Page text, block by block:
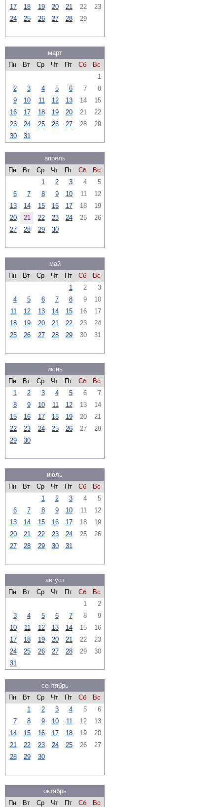
17 18 19 20 21 22
23
24
25 26 27 28 29
март
Пн
Вт Ср Чт Пт Сб
Вс
1
2
3 4 5 6 7
8
9
10 11 12 13 14
15
16
17 18 19 20 21
22
23
24 25 26 27 28
29
30
31
апрель
Пн
Вт Ср Чт Пт Сб
Вс
1
2 3 4
5
6
7 8 9 10 11
12
13
14 15 16 17 18
19
20
21 22 23 24 25
26
27
28 29 30
май
Пн
Вт Ср Чт Пт Сб
Вс
1
2
3
4
5 6 7 8 9
10
11
12 13 14 15 16
17
18
19 20 21 22 23
24
25
26 27 28 29 30 31
июнь
Пн
Вт Ср Чт Пт Сб
Вс
1
2 3 4 5 6
7
8
9 10 11 12 13
14
15
16 17 18 19 20
21
22
23 24 25 26 27
28
29
30
июль
Пн
Вт Ср Чт Пт Сб
Вс
1
2 3 4
5
6
7 8 9 10 11
12
13
14 15 16 17 18
19
20
21 22 23 24 25
26
27
28 29 30 31
август
Пн
Вт Ср Чт Пт Сб
Вс
1
2
3
4 5 6 7 8
9
10
11 12 13 14 15
16
17
18 19 20 21 22
23
24
25 26 27 28 29
30
31
сентябрь
Пн
Вт Ср Чт Пт Сб
Вс
1
2 3 4 5
6
7
8 9 10 11 12
13
14
15 16 17 18 19
20
21
22 23 24 25 26
27
28
29 30
октябрь
Пн
Вт Ср Чт Пт Сб
Вс